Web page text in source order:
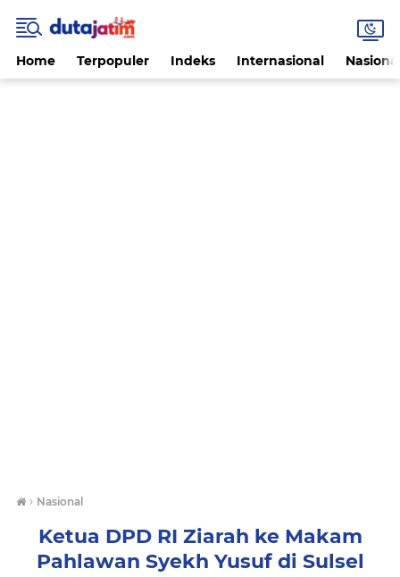
Home Terpopuler Indeks Internasional
› Nasional
Ketua DPD RI Ziarah ke Makam
Pahlawan Syekh Yusuf di Sulsel